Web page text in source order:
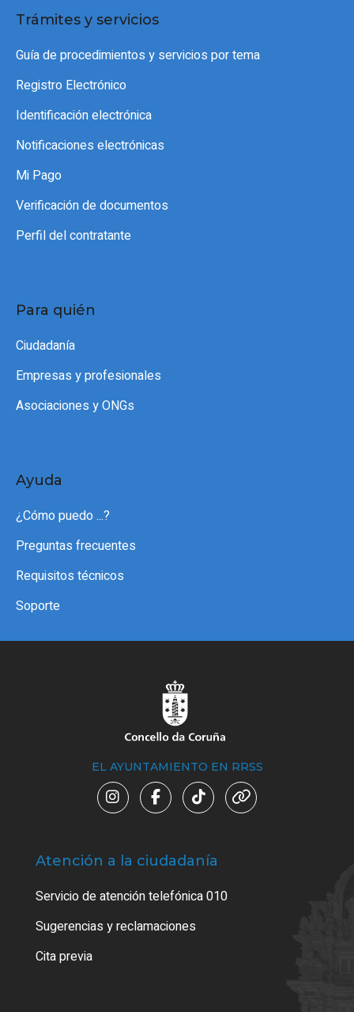
Trámites y servicios
Guía de procedimientos y servicios por tema
Registro Electrónico
Identificación electrónica
Notificaciones electrónicas
Mi Pago
Verificación de documentos
Perfil del contratante
Para quién
Ciudadanía
Empresas y profesionales
Asociaciones y ONGs
Ayuda
¿Cómo puedo ...?
Preguntas frecuentes
Requisitos técnicos
Soporte
EL AYUNTAMIENTO EN RRSS
Atención a la ciudadanía
Servicio de atención telefónica 010
Sugerencias y reclamaciones
Cita previa